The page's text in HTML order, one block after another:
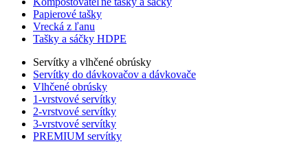
Papierové tašky
Vrecká z ľanu
Tašky a sáčky HDPE
Servítky a vlhčené obrúsky
Servítky do dávkovačov a dávkovače
Vlhčené obrúsky
1-vrstvové servítky
2-vrstvové servítky
3-vrstvové servítky
PREMIUM servítky